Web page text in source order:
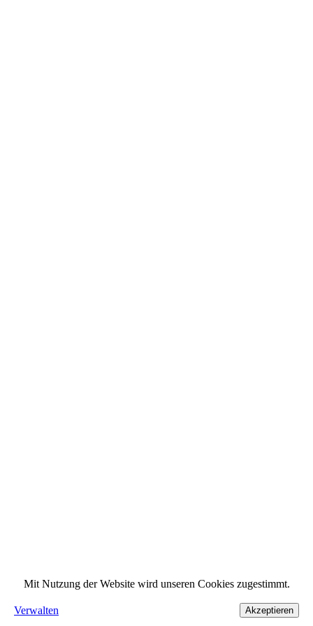
Mit Nutzung der Website wird unseren Cookies zugestimmt.
Verwalten Akzeptieren